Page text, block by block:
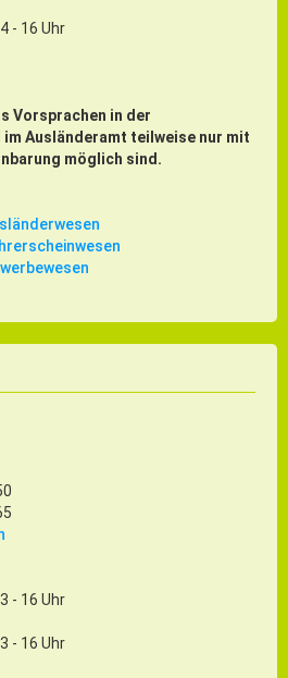
- 16 Uhr
Vorsprachen in der
Ausländeramt teilweise nur mit
möglich sind.
- 16 Uhr
- 16 Uhr